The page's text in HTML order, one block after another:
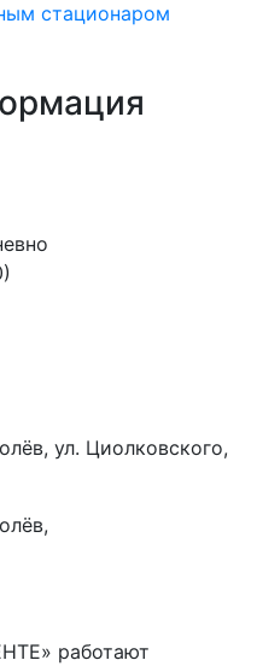
стационаром
ул. Циолковского,
работают